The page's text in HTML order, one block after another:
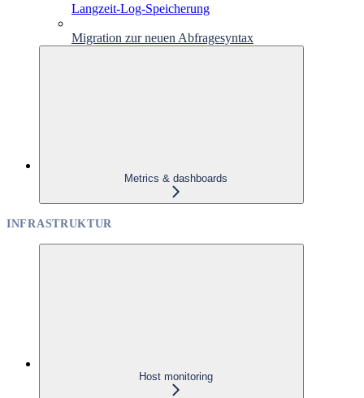
Langzeit-Log-Speicherung
Migration zur neuen Abfragesyntax
Metrics & dashboards
INFRASTRUKTUR
Host monitoring